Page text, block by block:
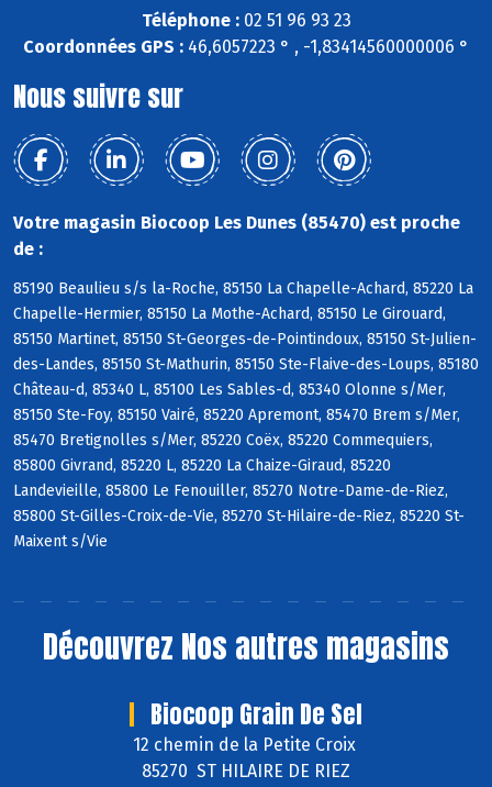
Téléphone :02 51 96 93 23
Coordonnées GPS : 46,6057223 ° , -1,83414560000006 °
Nous suivre sur
Votre magasin Biocoop Les Dunes (85470) est proche
de :
85190 Beaulieu s/s la-Roche, 85150 La Chapelle-Achard, 85220 La
Chapelle-Hermier, 85150 La Mothe-Achard, 85150 Le Girouard,
85150 Martinet, 85150 St-Georges-de-Pointindoux, 85150 St-Julien-
des-Landes, 85150 St-Mathurin, 85150 Ste-Flaive-des-Loups, 85180
Château-d, 85340 L, 85100 Les Sables-d, 85340 Olonne s/Mer,
85150 Ste-Foy, 85150 Vairé, 85220 Apremont, 85470 Brem s/Mer,
85470 Bretignolles s/Mer, 85220 Coëx, 85220 Commequiers,
85800 Givrand, 85220 L, 85220 La Chaize-Giraud, 85220
Landevieille, 85800 Le Fenouiller, 85270 Notre-Dame-de-Riez,
85800 St-Gilles-Croix-de-Vie, 85270 St-Hilaire-de-Riez, 85220 St-
Maixent s/Vie
Découvrez Nos autres magasins
Biocoop Grain De Sel
12 chemin de la Petite Croix
85270 ST HILAIRE DE RIEZ